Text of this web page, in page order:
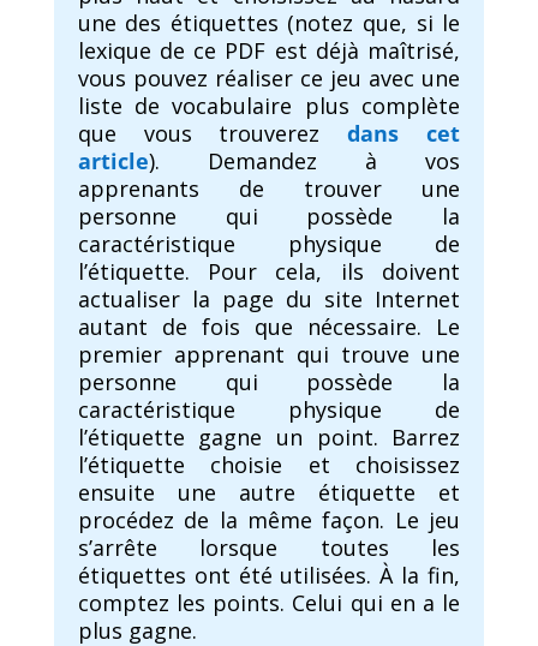
une des étiquettes (notez que, si le
lexique de ce PDF est déjà maîtrisé,
vous pouvez réaliser ce jeu avec une
liste de vocabulaire plus complète
que vous trouverezdans cet
article). Demandez à vos
apprenants de trouver une
personne qui possède la
caractéristique physique de
l’étiquette. Pour cela, ils doivent
actualiser la page du site Internet
autant de fois que nécessaire. Le
premier apprenant qui trouve une
personne qui possède la
caractéristique physique de
l’étiquette gagne un point. Barrez
l’étiquette choisie et choisissez
ensuite une autre étiquette et
procédez de la même façon. Le jeu
s’arrête lorsque toutes les
étiquettes ont été utilisées. À la fin,
comptez les points. Celui qui en a le
plus gagne.